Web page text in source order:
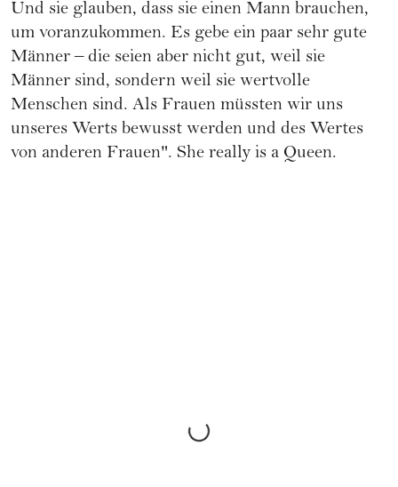
Und sie glauben, dass sie einen Mann brauchen,
um voranzukommen. Es gebe ein paar sehr gute
Männer – die seien aber nicht gut, weil sie
Männer sind, sondern weil sie wertvolle
Menschen sind. Als Frauen müssten wir uns
unseres Werts bewusst werden und des Wertes
von anderen Frauen". She really is a Queen.